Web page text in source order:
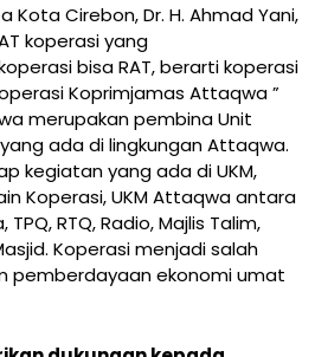
Cirebon, Dr. H. Ahmad Yani,
koperasi yang
bisa RAT, berarti koperasi
Koprimjamas Attaqwa ”
merupakan pembina Unit
ada di lingkungan Attaqwa.
kegiatan yang ada di UKM,
Koperasi, UKM Attaqwa antara
RTQ, Radio, Majlis Talim,
Koperasi menjadi salah
pemberdayaan ekonomi umat